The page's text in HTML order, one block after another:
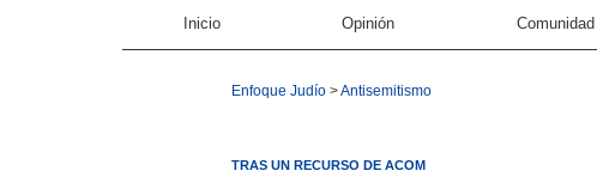
Inicio Opinión Comunidad
Enfoque Judío >Antisemitismo
TRAS UN RECURSO DE ACOM